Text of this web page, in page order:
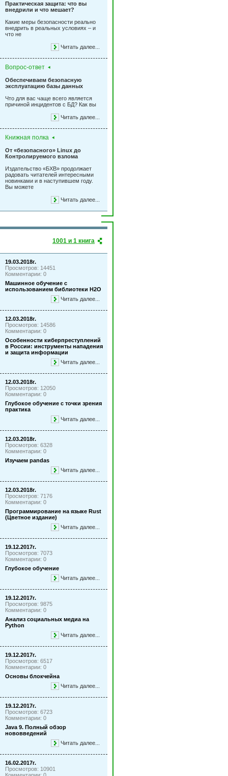
Практическая защита: что вы
внедрили и что мешает?
Какие меры безопасности реально
внедрить в реальных условиях – и
что не
Читать далее...
Вопрос-ответ
Обеспечиваем безопасную
эксплуатацию базы данных
Что для вас чаще всего является
причиной инцидентов с БД? Как вы
Читать далее...
Книжная полка
От «безопасного» Linux до
Контролируемого взлома
Издательство «БХВ» продолжает
радовать читателей интересными
новинками и в наступившем году.
Вы можете
Читать далее...
1001 и 1 книга
19.03.2018г.
Просмотров: 14451
Комментарии: 0
Машинное обучение с
использованием библиотеки Н2О
Читать далее...
12.03.2018г.
Просмотров: 14586
Комментарии: 0
Особенности киберпреступлений
в России: инструменты нападения
и защита информации
Читать далее...
12.03.2018г.
Просмотров: 12050
Комментарии: 0
Глубокое обучение с точки зрения
практика
Читать далее...
12.03.2018г.
Просмотров: 6328
Комментарии: 0
Изучаем pandas
Читать далее...
12.03.2018г.
Просмотров: 7176
Комментарии: 0
Программирование на языке Rust
(Цветное издание)
Читать далее...
19.12.2017г.
Просмотров: 7073
Комментарии: 0
Глубокое обучение
Читать далее...
19.12.2017г.
Просмотров: 9875
Комментарии: 0
Анализ социальных медиа на
Python
Читать далее...
19.12.2017г.
Просмотров: 6517
Комментарии: 0
Основы блокчейна
Читать далее...
19.12.2017г.
Просмотров: 6723
Комментарии: 0
Java 9. Полный обзор
нововведений
Читать далее...
16.02.2017г.
Просмотров: 10901